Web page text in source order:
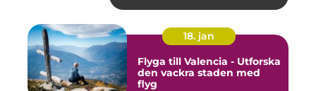
18. jan
Flyga till Valencia - Utforska
den vackra staden med
flyg